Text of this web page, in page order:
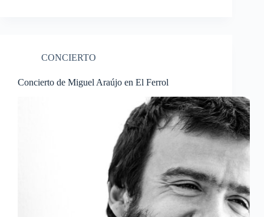
CONCIERTO
Concierto de Miguel Araújo en El Ferrol